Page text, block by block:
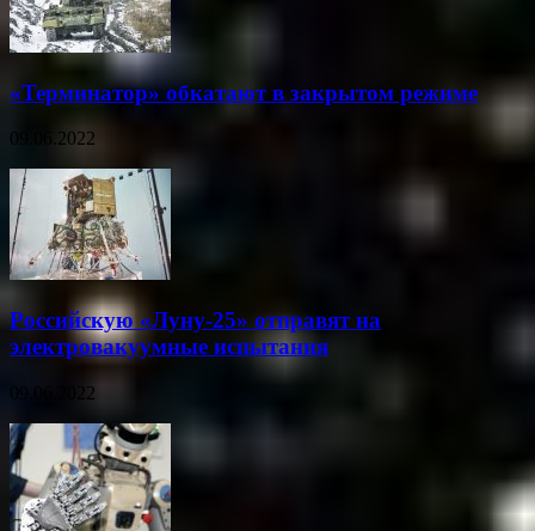
«Терминатор» обкатают в закрытом режиме
09.06.2022
Российскую «Луну-25» отправят на
электровакуумные испытания
09.06.2022